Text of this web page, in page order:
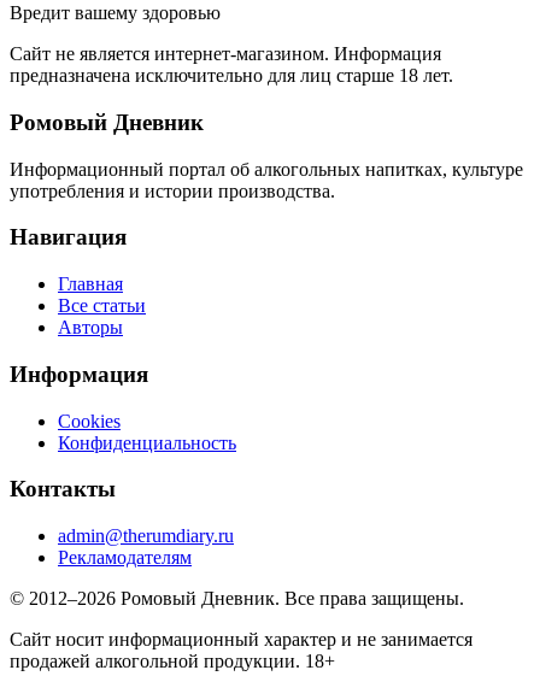
Вредит вашему здоровью
Сайт не является интернет-магазином. Информация
предназначена исключительно для лиц старше 18 лет.
Ромовый Дневник
Информационный портал об алкогольных напитках, культуре
употребления и истории производства.
Навигация
Главная
Все статьи
Авторы
Информация
Cookies
Конфиденциальность
Контакты
admin@therumdiary.ru
Рекламодателям
© 2012–2026 Ромовый Дневник. Все права защищены.
Сайт носит информационный характер и не занимается
продажей алкогольной продукции. 18+